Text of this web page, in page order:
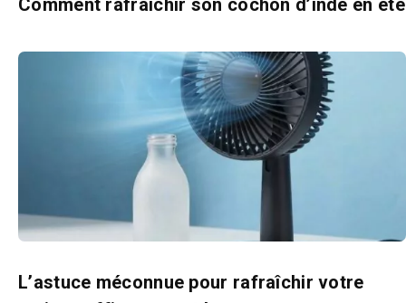
Comment rafraîchir son cochon d’inde en été
L’astuce méconnue pour rafraîchir votre